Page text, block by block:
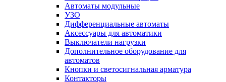
Автоматы модульные
УЗО
Дифференциальные автоматы
Аксессуары для автоматики
Выключатели нагрузки
Дополнительное оборудование для
автоматов
Кнопки и светосигнальная арматура
Контакторы